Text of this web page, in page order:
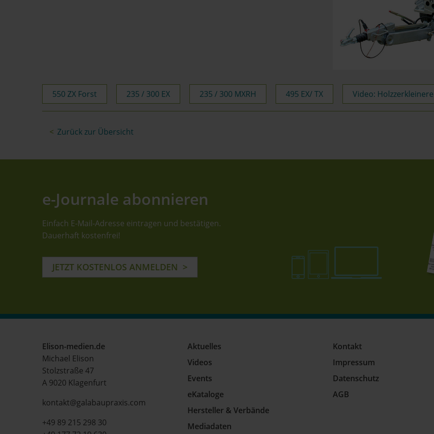
550 ZX Forst 235 / 300 EX 235 / 300 MXRH 495 EX/ TX Video:
Zurück zur Übersicht
e-Journale abonnieren
Einfach E-Mail-Adresse eintragen und bestätigen.
Dauerhaft kostenfrei!
JETZT KOSTENLOS ANMELDEN
Elison-medien.de
Michael Elison
Stolzstraße 47
A 9020 Klagenfurt
kontakt@galabaupraxis.com
+49 89 215 298 30
Aktuelles
Videos
Events
eKataloge
Hersteller & Verbände
Mediadaten
Kontakt
Impressum
Datenschutz
AGB